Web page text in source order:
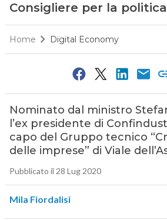
Consigliere per la
Home Digital Economy
Nominato dal ministro
l’ex presidente di
capo del Gruppo tecnico
delle imprese” di Viale
Pubblicato il 28 Lug 2020
Mila Fiordalisi